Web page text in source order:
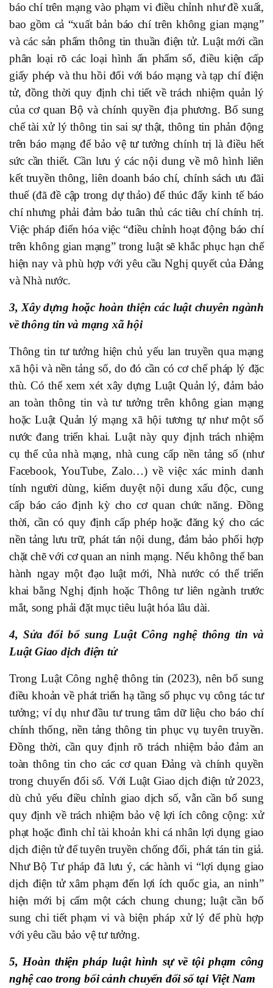
báo chí trên mạng vào phạm vi điều chỉnh như đề xuất,
bao gồm cả “xuất bản báo chí trên không gian mạng”
và các sản phẩm thông tin thuần điện tử. Luật mới cần
phân loại rõ các loại hình ấn phẩm số, điều kiện cấp
giấy phép và thu hồi đối với báo mạng và tạp chí điện
tử, đồng thời quy định chi tiết về trách nhiệm quản lý
của cơ quan Bộ và chính quyền địa phương. Bổ sung
chế tài xử lý thông tin sai sự thật, thông tin phản động
trên báo mạng để bảo vệ tư tưởng chính trị là điều hết
sức cần thiết. Cần lưu ý các nội dung về mô hình liên
kết truyền thông, liên doanh báo chí, chính sách ưu đãi
thuế (đã đề cập trong dự thảo) để thúc đẩy kinh tế báo
chí nhưng phải đảm bảo tuân thủ các tiêu chí chính trị.
Việc pháp điển hóa việc “điều chỉnh hoạt động báo chí
trên không gian mạng” trong luật sẽ khắc phục hạn chế
hiện nay và phù hợp với yêu cầu Nghị quyết của Đảng
và Nhà nước.
3, Xây dựng hoặc hoàn thiện các luật chuyên ngành
về thông tin và mạng xã hội
Thông tin tư tưởng hiện chủ yếu lan truyền qua mạng
xã hội và nền tảng số, do đó cần có cơ chế pháp lý đặc
thù. Có thể xem xét xây dựng Luật Quản lý, đảm bảo
an toàn thông tin và tư tưởng trên không gian mạng
hoặc Luật Quản lý mạng xã hội tương tự như một số
nước đang triển khai. Luật này quy định trách nhiệm
cụ thể của nhà mạng, nhà cung cấp nền tảng số (như
Facebook, YouTube, Zalo…) về việc xác minh danh
tính người dùng, kiểm duyệt nội dung xấu độc, cung
cấp báo cáo định kỳ cho cơ quan chức năng. Đồng
thời, cần có quy định cấp phép hoặc đăng ký cho các
nền tảng lưu trữ, phát tán nội dung, đảm bảo phối hợp
chặt chẽ với cơ quan an ninh mạng. Nếu không thể ban
hành ngay một đạo luật mới, Nhà nước có thể triển
khai bằng Nghị định hoặc Thông tư liên ngành trước
mắt, song phải đặt mục tiêu luật hóa lâu dài.
4, Sửa đổi bổ sung Luật Công nghệ thông tin và
Luật Giao dịch điện tử
Trong Luật Công nghệ thông tin (2023), nên bổ sung
điều khoản về phát triển hạ tầng số phục vụ công tác tư
tưởng; ví dụ như đầu tư trung tâm dữ liệu cho báo chí
chính thống, nền tảng thông tin phục vụ tuyên truyền.
Đồng thời, cần quy định rõ trách nhiệm bảo đảm an
toàn thông tin cho các cơ quan Đảng và chính quyền
trong chuyển đổi số. Với Luật Giao dịch điện tử 2023,
dù chủ yếu điều chỉnh giao dịch số, vẫn cần bổ sung
quy định về trách nhiệm bảo vệ lợi ích công cộng: xử
phạt hoặc đình chỉ tài khoản khi cá nhân lợi dụng giao
dịch điện tử để tuyên truyền chống đối, phát tán tin giả.
Như Bộ Tư pháp đã lưu ý, các hành vi “lợi dụng giao
dịch điện tử xâm phạm đến lợi ích quốc gia, an ninh”
hiện mới bị cấm một cách chung chung; luật cần bổ
sung chi tiết phạm vi và biện pháp xử lý để phù hợp
với yêu cầu bảo vệ tư tưởng.
5, Hoàn thiện pháp luật hình sự về tội phạm công
nghệ cao trong bối cảnh chuyển đổi số tại Việt Nam